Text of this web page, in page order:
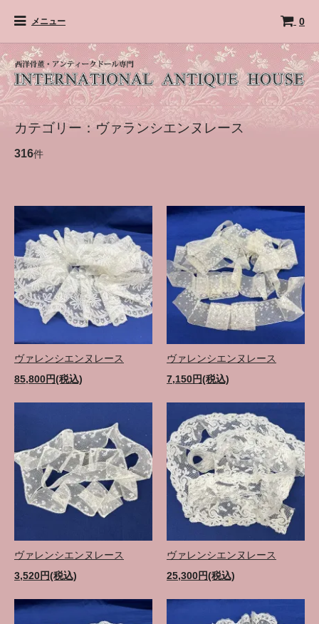
メニュー 0
カテゴリー：ヴァランシエンヌレース
316件
ヴァレンシエンヌレース
85,800円(税込)
ヴァレンシエンヌレース
7,150円(税込)
ヴァレンシエンヌレース
3,520円(税込)
ヴァレンシエンヌレース
25,300円(税込)